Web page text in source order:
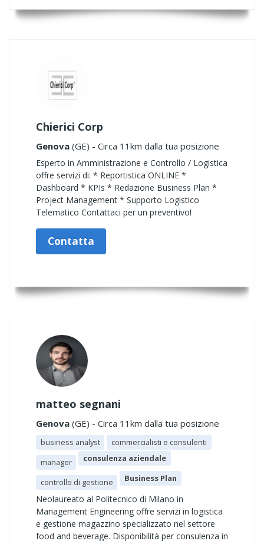
Chierici Corp
Genova (GE) - Circa 11km dalla tua posizione
Esperto in Amministrazione e Controllo / Logistica
offre servizi di: * Reportistica ONLINE *
Dashboard * KPIs * Redazione Business Plan *
Project Management * Supporto Logistico
Telematico Contattaci per un preventivo!
Contatta
matteo segnani
Genova (GE) - Circa 11km dalla tua posizione
business analyst
commercialisti e consulenti
manager
consulenza aziendale
controllo di gestione Business Plan
Neolaureato al Politecnico di Milano in
Management Engineering offre servizi in logistica
e gestione magazzino specializzato nel settore
food and beverage. Disponibilità per consulenza in